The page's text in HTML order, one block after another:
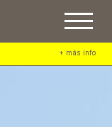
+ más info